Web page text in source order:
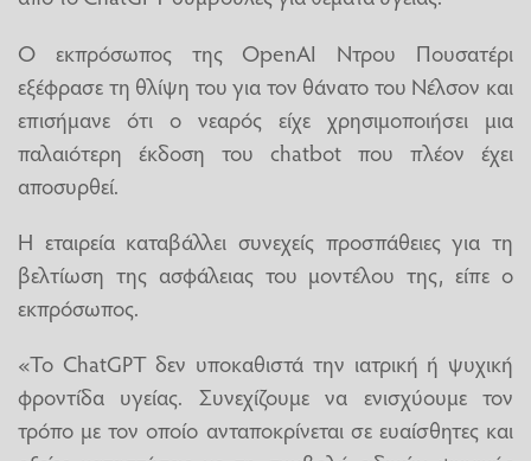
O εκπρόσωπος της OpenAI Ντρου Πουσατέρι
εξέφρασε τη θλίψη του για τον θάνατο του Νέλσον και
επισήμανε ότι ο νεαρός είχε χρησιμοποιήσει μια
παλαιότερη έκδοση του chatbot που πλέον έχει
αποσυρθεί.
Η εταιρεία καταβάλλει συνεχείς προσπάθειες για τη
βελτίωση της ασφάλειας του μοντέλου της, είπε ο
εκπρόσωπος.
«Το ChatGPT δεν υποκαθιστά την ιατρική ή ψυχική
φροντίδα υγείας. Συνεχίζουμε να ενισχύουμε τον
τρόπο με τον οποίο ανταποκρίνεται σε ευαίσθητες και